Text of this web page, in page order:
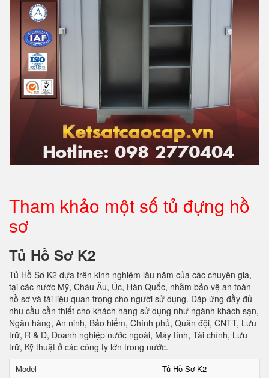
Tham khảo một số tủ đựng hồ
sơ
Tủ Hồ Sơ K2
Tủ Hồ Sơ K2 dựa trên kinh nghiệm lâu năm của các chuyên gia,
tại các nước Mỹ, Châu Âu, Úc, Hàn Quốc, nhằm bảo vệ an toàn
hồ sơ và tài liệu quan trọng cho người sử dụng. Đáp ứng đầy đủ
nhu cầu cần thiết cho khách hàng sử dụng như ngành khách sạn,
Ngân hàng, An ninh, Bảo hiểm, Chính phủ, Quân đội, CNTT, Lưu
trữ, R & D, Doanh nghiệp nước ngoài, Máy tính, Tài chính, Lưu
trữ, Kỹ thuật ở các công ty lớn trong nước.
Model Tủ Hồ Sơ K2